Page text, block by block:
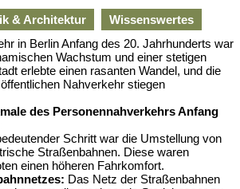
& Architektur
Wissenswertes
in Berlin Anfang des 20. Jahrhunderts war
Wachstum und einer stetigen
erlebte einen rasanten Wandel, und die
Nahverkehr stiegen
des Personennahverkehrs Anfang
Schritt war die Umstellung von
Straßenbahnen. Diese waren
einen höheren Fahrkomfort.
Das Netz der Straßenbahnen